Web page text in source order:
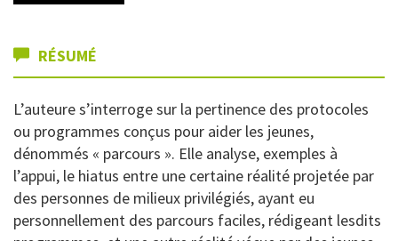
RÉSUMÉ
L’auteure s’interroge sur la pertinence des protocoles
ou programmes conçus pour aider les jeunes,
dénommés « parcours ». Elle analyse, exemples à
l’appui, le hiatus entre une certaine réalité projetée par
des personnes de milieux privilégiés, ayant eu
personnellement des parcours faciles, rédigeant lesdits